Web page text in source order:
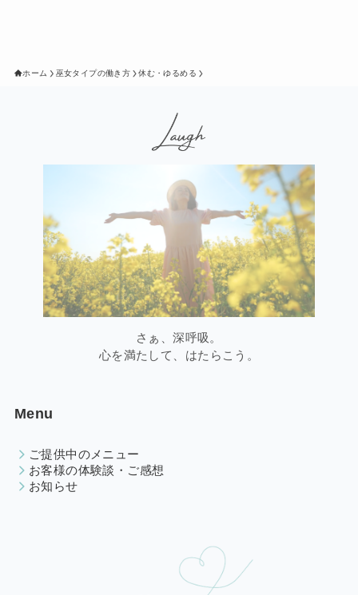
ホーム 巫女タイプの働き方 休む・ゆるめる
さぁ、深呼吸。
心を満たして、はたらこう。
Menu
ご提供中のメニュー
お客様の体験談・ご感想
お知らせ